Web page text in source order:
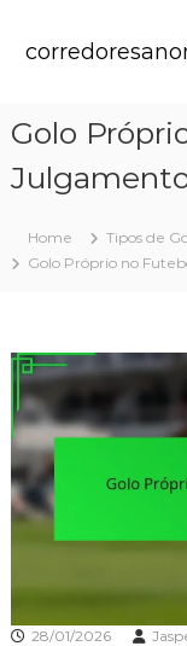
Golo
Home
Tipos de
Golo Próprio no
28/01/2026